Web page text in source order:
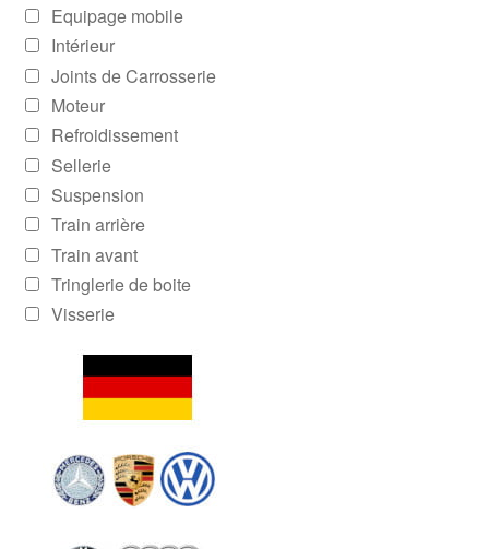
Equipage mobile
Intérieur
Joints de Carrosserie
Moteur
Refroidissement
Sellerie
Suspension
Train arrière
Train avant
Tringlerie de boite
Visserie